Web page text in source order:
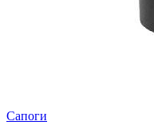
Сапоги